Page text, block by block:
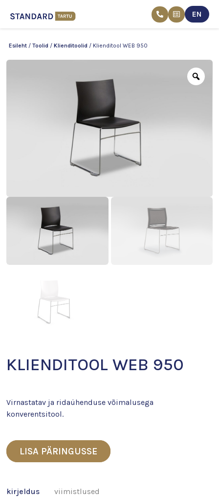
content
EN
Esileht/ Toolid / Klienditoolid / Klienditool WEB 950
KLIENDITOOL WEB 950
Virnastatav ja ridaühenduse võimalusega
konverentsitool.
LISA PÄRINGUSSE
kirjeldus viimistlused